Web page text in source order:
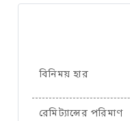
বিনিময় হার
রেমিট্যান্সের পরিমাণ